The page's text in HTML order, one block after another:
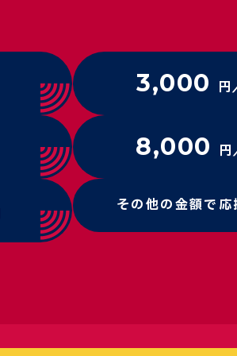
3,000 円
8,000 円
その他の金額で応